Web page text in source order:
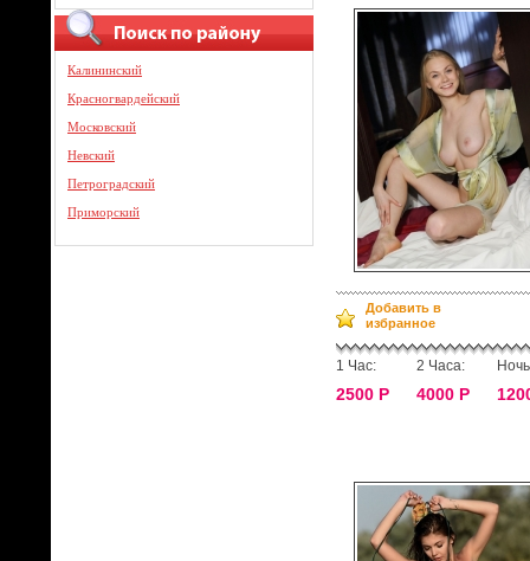
Калининский
Красногвардейский
Московский
Невский
Петроградский
Приморский
Добавить в
избранное
1 Час:
2500 Р
2 Часа:
4000 Р